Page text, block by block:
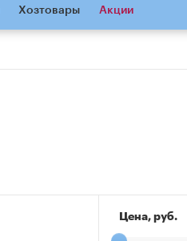
Хозтовары Акции
Цена, руб.